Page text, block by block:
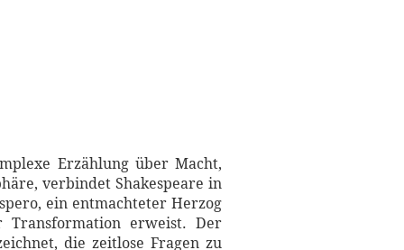
Erzählung über Macht,
verbindet Shakespeare in
ein entmachteter Herzog
erweist. Der
die zeitlose Fragen zu